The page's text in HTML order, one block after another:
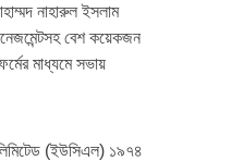
নাহারুল ইসলাম
বেশ কয়েকজন
মাধ্যমে সভায়
(ইউসিএল) ১৯৭৪